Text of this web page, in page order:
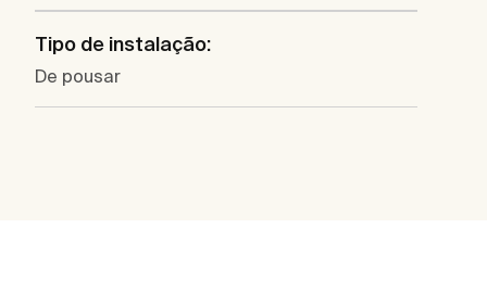
Tipo de instalação:
De pousar